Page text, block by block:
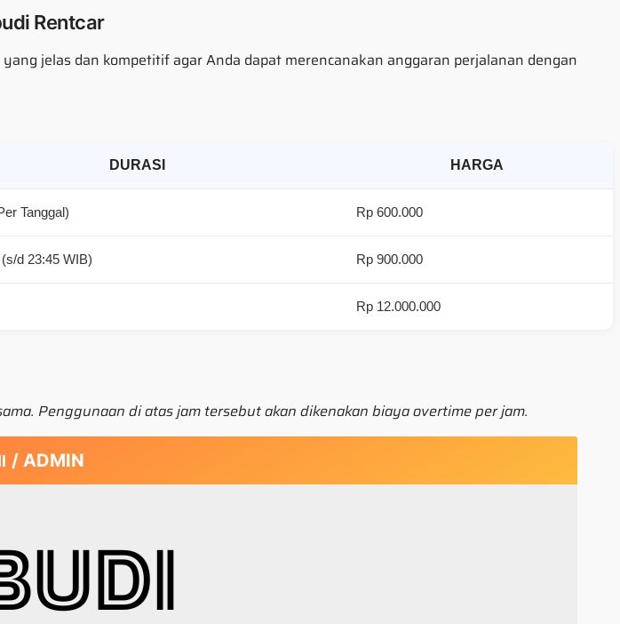
Rentcar
jelas dan kompetitif agar Anda dapat merencanakan anggaran perjalanan dengan
DURASI HARGA
Tanggal) Rp 600.000
d 23:45 WIB) Rp 900.000
Rp 12.000.000
Penggunaan di atas jam tersebut akan dikenakan biaya overtime per jam.
/ ADMIN